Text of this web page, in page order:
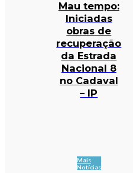
Mau tempo:
Iniciadas
obras de
recuperação
da Estrada
Nacional 8
no Cadaval
– IP
Mais
Notícias